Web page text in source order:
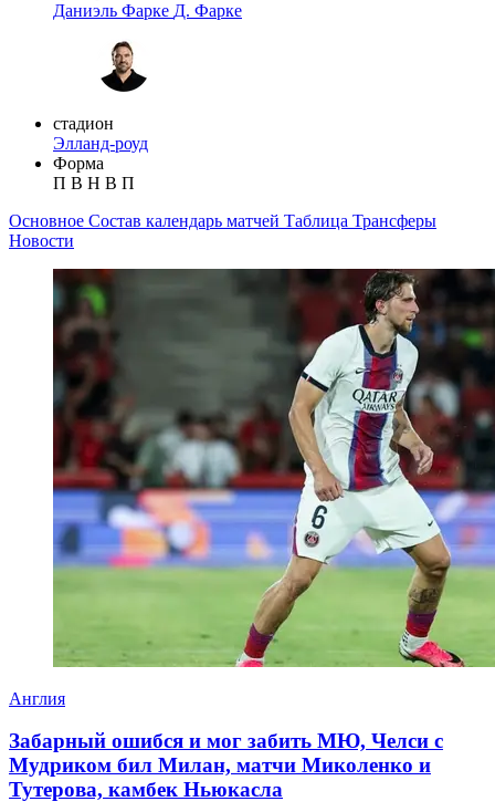
Даниэль Фарке Д. Фарке
стадион
Элланд-роуд
Форма
П В Н В П
Основное Состав календарь матчей Таблица Трансферы
Новости
Англия
Забарный ошибся и мог забить МЮ, Челси с
Мудриком бил Милан, матчи Миколенко и
Тутерова, камбек Ньюкасла